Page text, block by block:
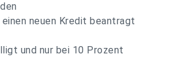
neuen Kredit beantragt
und nur bei 10 Prozent